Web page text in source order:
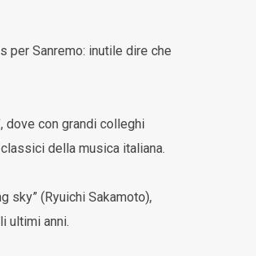
per Sanremo: inutile dire che
dove con grandi colleghi
della musica italiana.
sky” (Ryuichi Sakamoto),
ultimi anni.